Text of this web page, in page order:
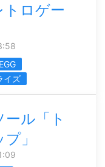
ロゲー
イズ
ール「ト
」